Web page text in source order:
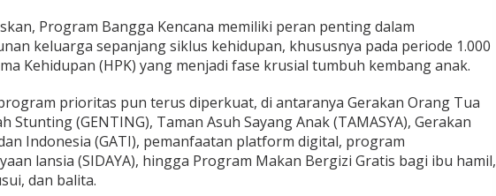
Program Bangga Kencana memiliki peran penting dalam
keluarga sepanjang siklus kehidupan, khususnya pada periode 1.000
Kehidupan (HPK) yang menjadi fase krusial tumbuh kembang anak.
prioritas pun terus diperkuat, di antaranya Gerakan Orang Tua
Stunting (GENTING), Taman Asuh Sayang Anak (TAMASYA), Gerakan
Indonesia (GATI), pemanfaatan platform digital, program
lansia (SIDAYA), hingga Program Makan Bergizi Gratis bagi ibu hamil,
dan balita.